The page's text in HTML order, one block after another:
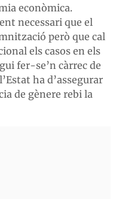
econòmica.
necessari que el
però que cal
els casos en els
fer-se’n càrrec de
ha d’assegurar
de gènere rebi la